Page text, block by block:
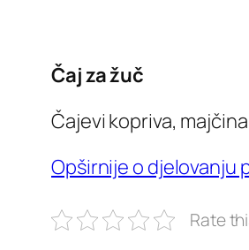
Čaj za žuč
Čajevi kopriva,
Opširnije o djelovanju
Rate